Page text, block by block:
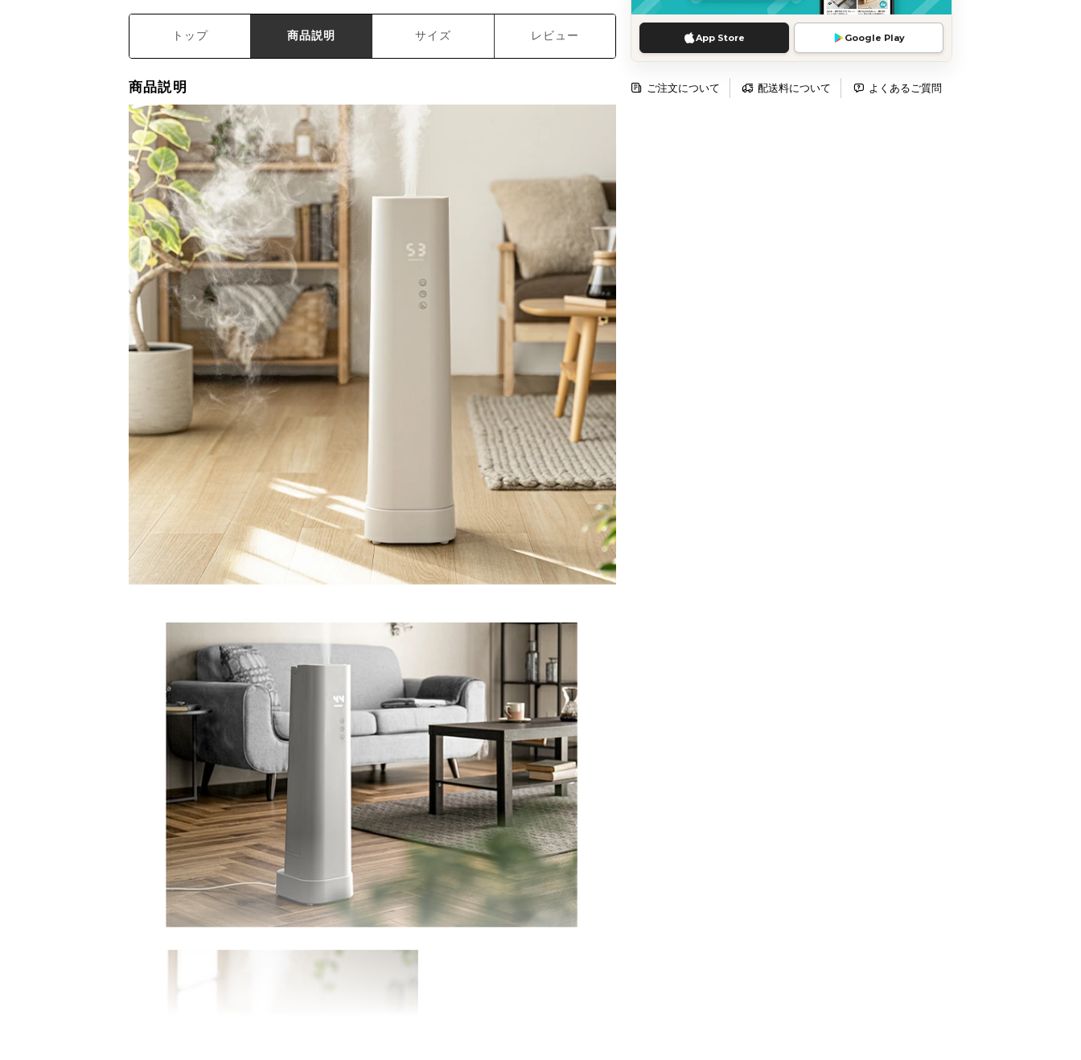
App Store Google Play
ご注文について 配送料について よくあるご質問
トップ 商品説明 サイズ レビュー
商品説明